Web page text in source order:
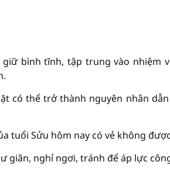
bình tĩnh, tập trung vào nhiệm
có thể trở thành nguyên nhân
tuổi Sửu hôm nay có vẻ không
giãn, nghỉ ngơi, tránh để áp lực